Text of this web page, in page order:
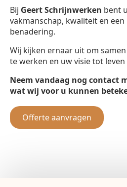
Bij Geert Schrijnwerken bent
vakmanschap, kwaliteit en
benadering.
Wij kijken ernaar uit om
te werken en uw visie tot
Neem vandaag nog contact
wat wij voor u kunnen
Offerte aanvragen